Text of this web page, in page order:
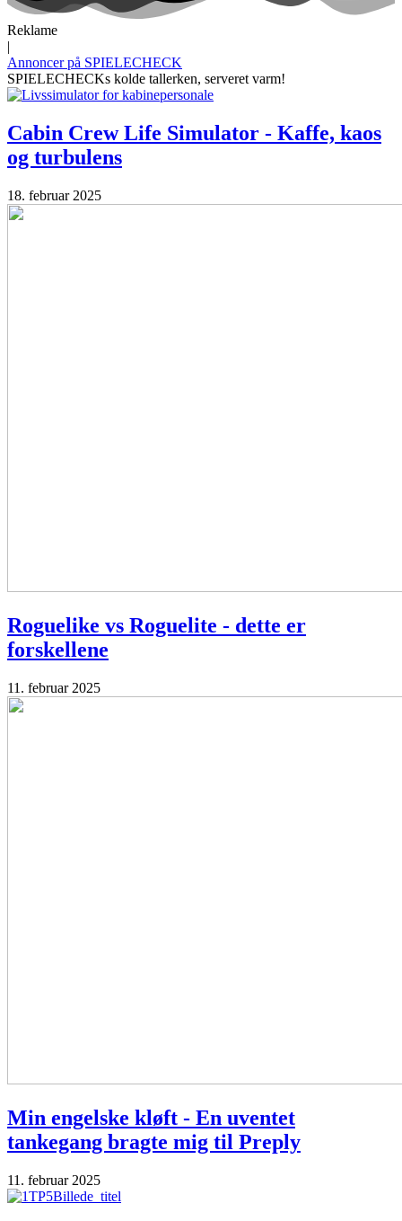
Reklame
|
Annoncer på SPIELECHECK
SPIELECHECKs kolde tallerken, serveret varm!
Cabin Crew Life Simulator - Kaffe, kaos
og turbulens
18. februar 2025
Roguelike vs Roguelite - dette er
forskellene
11. februar 2025
Min engelske kløft - En uventet
tankegang bragte mig til Preply
11. februar 2025